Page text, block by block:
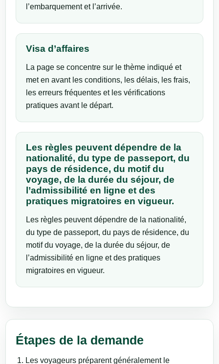
l’embarquement et l’arrivée.
Visa d’affaires
La page se concentre sur le thème indiqué et
met en avant les conditions, les délais, les frais,
les erreurs fréquentes et les vérifications
pratiques avant le départ.
Les règles peuvent dépendre de la
nationalité, du type de passeport, du
pays de résidence, du motif du
voyage, de la durée du séjour, de
l’admissibilité en ligne et des
pratiques migratoires en vigueur.
Les règles peuvent dépendre de la nationalité,
du type de passeport, du pays de résidence, du
motif du voyage, de la durée du séjour, de
l’admissibilité en ligne et des pratiques
migratoires en vigueur.
Étapes de la demande
Les voyageurs préparent généralement le